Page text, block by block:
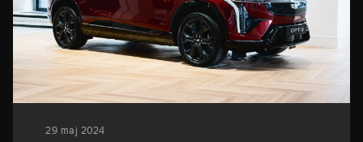
29 maj 2024